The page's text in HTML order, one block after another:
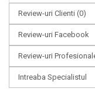
Review-uri Clienti (0)
Review-uri Facebook
Review-uri
Intreaba Specialistul